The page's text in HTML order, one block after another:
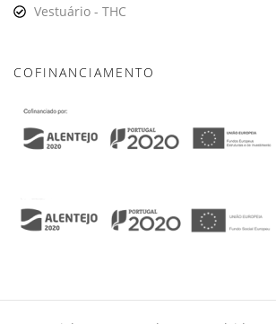
Vestuário - THC
COFINANCIAMENTO